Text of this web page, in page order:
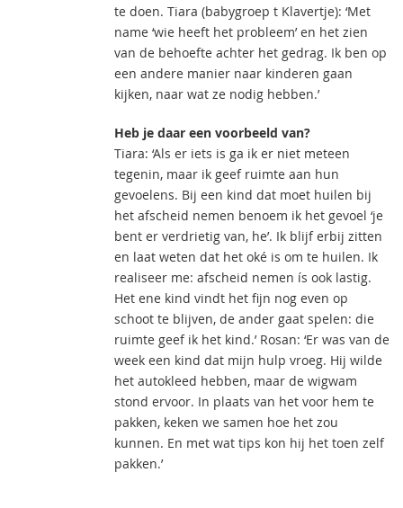
te doen. Tiara (babygroep t Klavertje): ‘Met
name ‘wie heeft het probleem’ en het zien
van de behoefte achter het gedrag. Ik ben op
een andere manier naar kinderen gaan
kijken, naar wat ze nodig hebben.’
Heb je daar een voorbeeld van?
Tiara: ‘Als er iets is ga ik er niet meteen
tegenin, maar ik geef ruimte aan hun
gevoelens. Bij een kind dat moet huilen bij
het afscheid nemen benoem ik het gevoel ‘je
bent er verdrietig van, he’. Ik blijf erbij zitten
en laat weten dat het oké is om te huilen. Ik
realiseer me: afscheid nemen ís ook lastig.
Het ene kind vindt het fijn nog even op
schoot te blijven, de ander gaat spelen: die
ruimte geef ik het kind.’ Rosan: ‘Er was van de
week een kind dat mijn hulp vroeg. Hij wilde
het autokleed hebben, maar de wigwam
stond ervoor. In plaats van het voor hem te
pakken, keken we samen hoe het zou
kunnen. En met wat tips kon hij het toen zelf
pakken.’